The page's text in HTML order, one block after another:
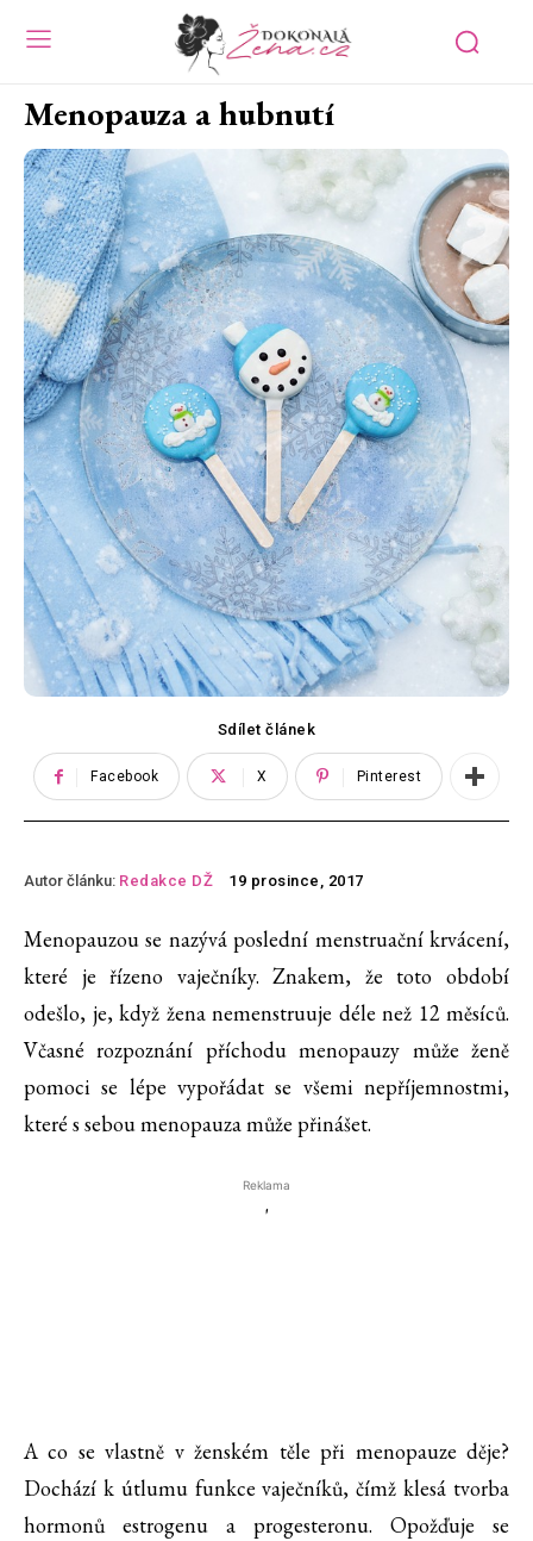
Menopauza a hubnutí
Sdílet článek
Facebook X Pinterest
Autor článku: Redakce DŽ 19 prosince, 2017
Menopauzou se nazývá poslední menstruační krvácení,
které je řízeno vaječníky. Znakem, že toto období
odešlo, je, když žena nemenstruuje déle než 12 měsíců.
Včasné rozpoznání příchodu menopauzy může ženě
pomoci se lépe vypořádat se všemi nepříjemnostmi,
které s sebou menopauza může přinášet.
Reklama
'
A co se vlastně v ženském těle při menopauze děje?
Dochází k útlumu funkce vaječníků, čímž klesá tvorba
hormonů estrogenu a progesteronu. Opožďuje se